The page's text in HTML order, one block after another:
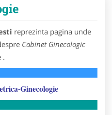
reprezinta pagina unde
Cabinet Ginecologic
.
Ginecologie